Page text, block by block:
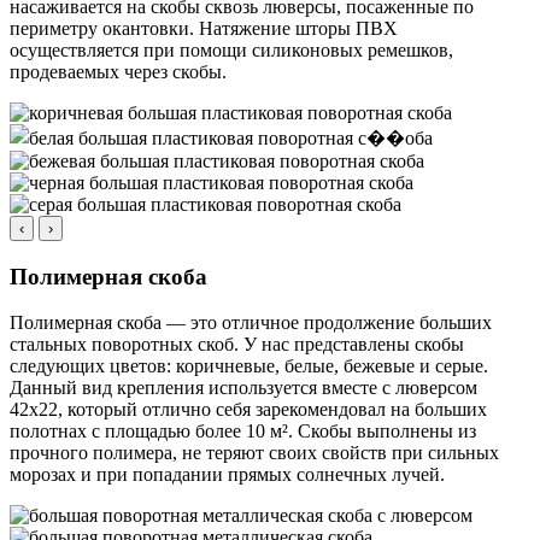
насаживается на скобы сквозь люверсы, посаженные по
периметру окантовки. Натяжение шторы ПВХ
осуществляется при помощи силиконовых ремешков,
продеваемых через скобы.
‹ ›
Полимерная скоба
Полимерная скоба — это отличное продолжение больших
стальных поворотных скоб. У нас представлены скобы
следующих цветов: коричневые, белые, бежевые и серые.
Данный вид крепления используется вместе с люверсом
42х22, который отлично себя зарекомендовал на больших
полотнах с площадью более 10 м². Скобы выполнены из
прочного полимера, не теряют своих свойств при сильных
морозах и при попадании прямых солнечных лучей.